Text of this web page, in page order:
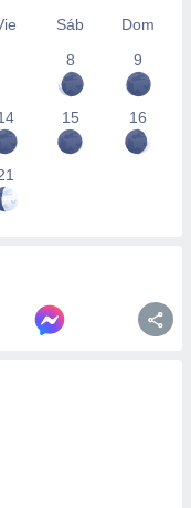
Sáb
Dom
8
9
15 16